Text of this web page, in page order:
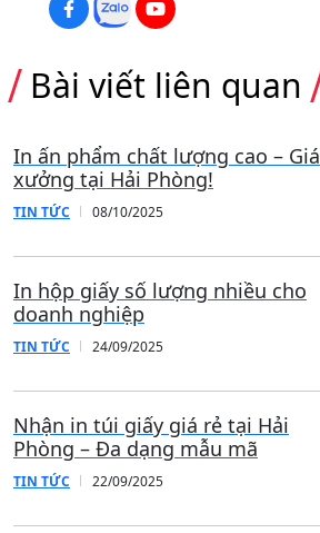
Bài viết liên quan
In ấn phẩm chất lượng cao – Giá
xưởng tại Hải Phòng!
TIN TỨC 08/10/2025
In hộp giấy số lượng nhiều cho
doanh nghiệp
TIN TỨC 24/09/2025
Nhận in túi giấy giá rẻ tại Hải
Phòng – Đa dạng mẫu mã
TIN TỨC 22/09/2025